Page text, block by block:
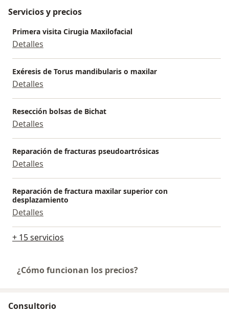
Servicios y precios
Primera visita Cirugia Maxilofacial
Detalles
Exéresis de Torus mandibularis o maxilar
Detalles
Resección bolsas de Bichat
Detalles
Reparación de fracturas pseudoartrósicas
Detalles
Reparación de fractura maxilar superior con
desplazamiento
Detalles
+ 15 servicios
¿Cómo funcionan los precios?
Consultorio